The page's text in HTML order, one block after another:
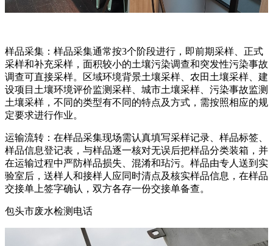
样品采集：样品采集通常按3个阶段进行，即前期采样、正式
采样和补充采样，面积较小的土壤污染调查和突发性污染事故
调查可直接采样。区域环境背景土壤采样、农田土壤采样、建
设项目土壤环境评价监测采样、城市土壤采样、污染事故监测
土壤采样，不同的类型有不同的特点及方式，需按照相应的规
定要求进行作业。
运输流转：在样品采集现场需认真填写采样记录、样品标签、
样品信息登记表，与样品逐一核对无误后把样品分类装箱，并
在运输过程中严防样品损失、混淆和玷污。样品由专人送到实
验室后，送样人和接样人应同时清点及核实样品信息，在样品
交接单上签字确认，双方各存一份交接单备查。
包头市废水检测电话